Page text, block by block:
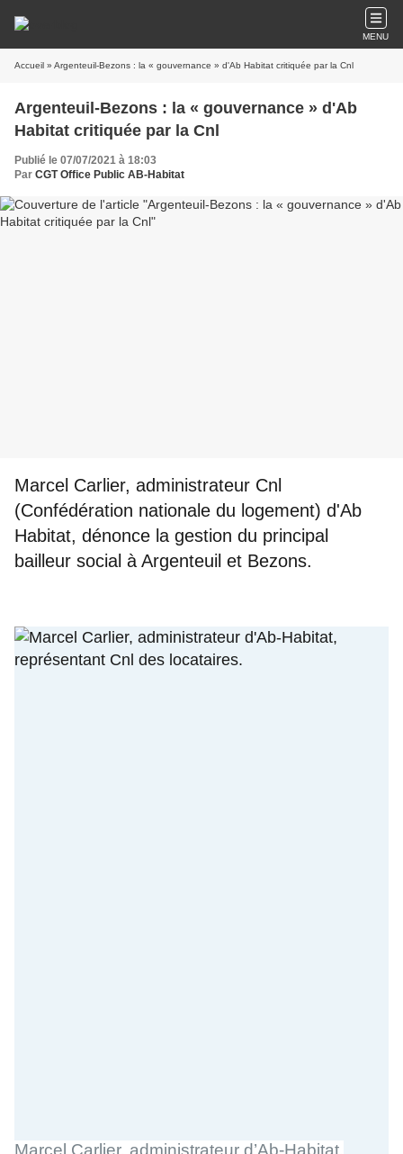
MENU
Accueil » Argenteuil-Bezons : la « gouvernance » d'Ab Habitat critiquée par la Cnl
Argenteuil-Bezons : la « gouvernance » d'Ab
Habitat critiquée par la Cnl
Publié le 07/07/2021 à 18:03
Par CGT Office Public AB-Habitat
Marcel Carlier, administrateur Cnl
(Confédération nationale du logement) d'Ab
Habitat, dénonce la gestion du principal
bailleur social à Argenteuil et Bezons.